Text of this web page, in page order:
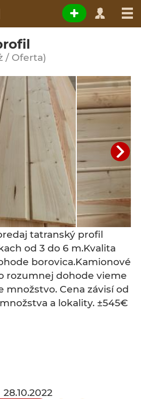
/ Oferta)
tatranský profil
od 3 do 6 m.Kvalita
borovica.Kamionové
rozumnej dohode vieme
množstvo. Cena závisí od
a lokality. ±545€
28.10.2022